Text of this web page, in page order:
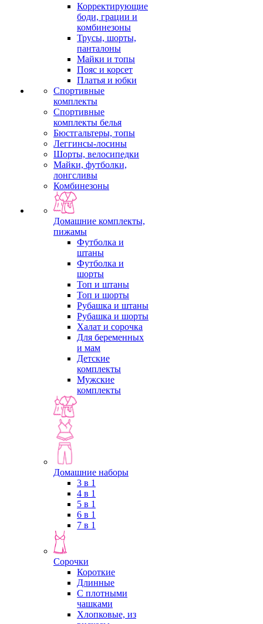
Корректирующие
боди, грации и
комбинезоны
Трусы, шорты,
панталоны
Майки и топы
Пояс и корсет
Платья и юбки
Спортивные
комплекты
Спортивные
комплекты белья
Бюстгальтеры, топы
Леггинсы-лосины
Шорты, велосипедки
Майки, футболки,
лонгсливы
Комбинезоны
Домашние комплекты,
пижамы
Футболка и
штаны
Футболка и
шорты
Топ и штаны
Топ и шорты
Рубашка и штаны
Рубашка и шорты
Халат и сорочка
Для беременных
и мам
Детские
комплекты
Мужские
комплекты
Домашние наборы
3 в 1
4 в 1
5 в 1
6 в 1
7 в 1
Сорочки
Короткие
Длинные
С плотными
чашками
Хлопковые, из